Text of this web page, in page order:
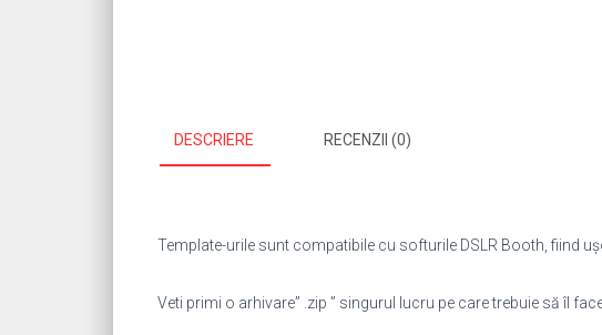
DESCRIERE RECENZII (0)
Template-urile sunt compatibile cu softurile DSLR Booth, fiind
Veti primi o arhivare” .zip ” singurul lucru pe care trebuie să îl